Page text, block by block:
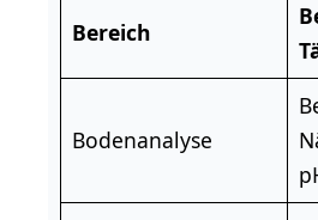
Bereich
Bodenanalyse